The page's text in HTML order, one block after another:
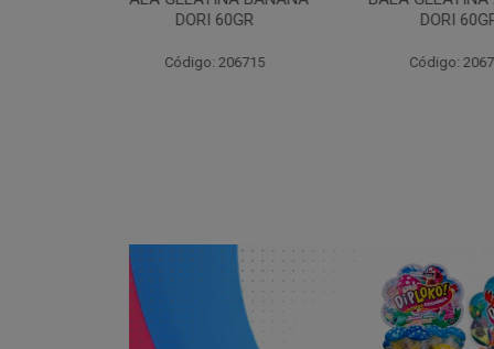
DORI 60GR
Código: 206720